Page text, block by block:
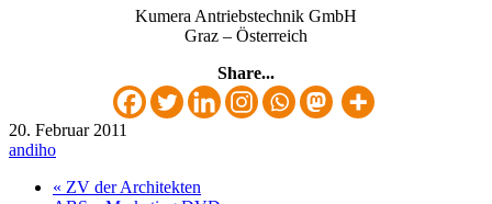
Kumera Antriebstechnik GmbH
Graz – Österreich
Share...
20. Februar 2011
andiho
« ZV der Architekten